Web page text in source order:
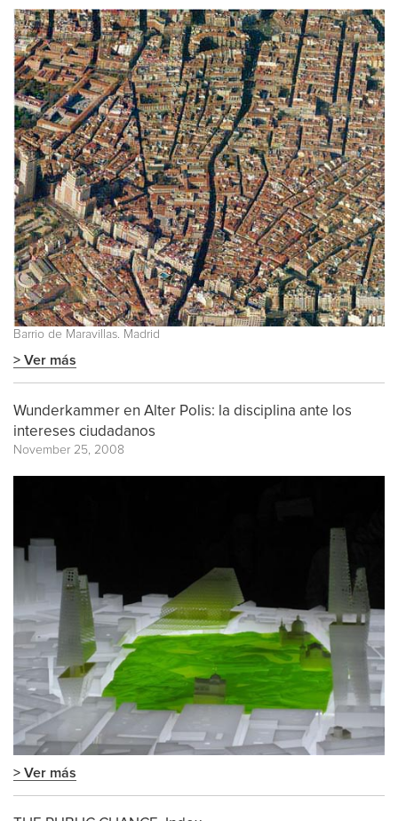
Barrio de Maravillas. Madrid
> Ver más
Wunderkammer en Alter Polis: la disciplina ante los
intereses ciudadanos
November 25, 2008
> Ver más